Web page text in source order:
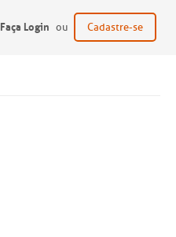
Faça Login ou Cadastre-se